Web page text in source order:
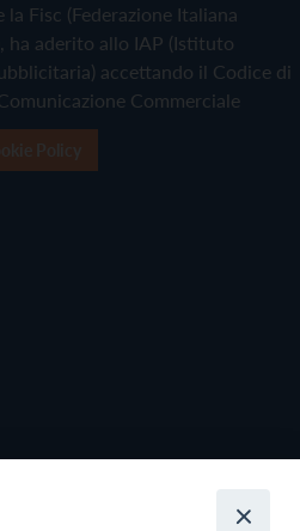
Fisc (Federazione Italiana
ha aderito allo IAP (Istituto
accettando il Codice di
Commerciale